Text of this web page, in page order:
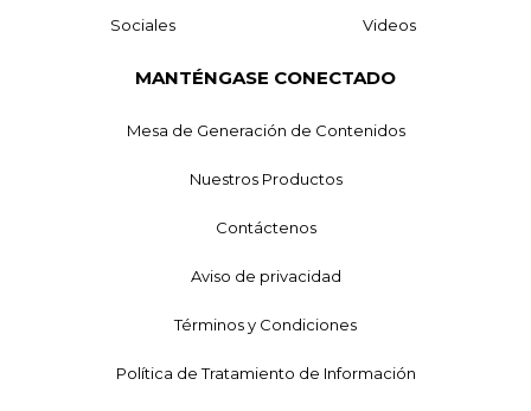
Sociales Videos
MANTÉNGASE CONECTADO
Mesa de Generación de Contenidos
Nuestros Productos
Contáctenos
Aviso de privacidad
Términos y Condiciones
Política de Tratamiento de Información